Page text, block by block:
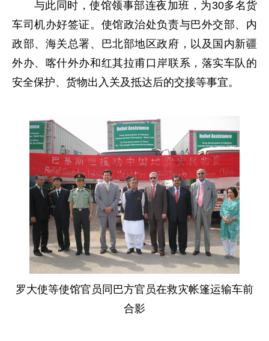
与此同时，使馆领事部连夜加班，为30多名货
车司机办好签证。使馆政治处负责与巴外交部、内
政部、海关总署、巴北部地区政府，以及国内新疆
外办、喀什外办和红其拉甫口岸联系，落实车队的
安全保护、货物出入关及抵达后的交接等事宜。
罗大使等使馆官员同巴方官员在救灾帐篷运输车前
合影